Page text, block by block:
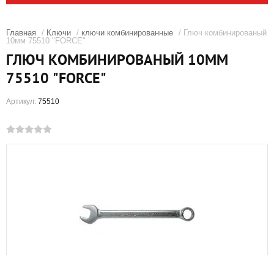
Главная / Ключи / ключи комбинированные / Глюч комбинированый
10мм 75510 "FORCE"
ГЛЮЧ КОМБИНИРОВАНЫЙ 10ММ
75510 "FORCE"
Артикул: 75510